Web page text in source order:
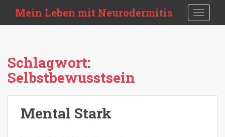
i
Mein Leben mit Neurodermitis
Schlagwort:
Selbstbewusstsein
Mental Stark